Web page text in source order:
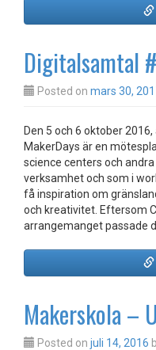
Digitalsamtal
Posted on mars 30,
Den 5 och 6 oktober
MakerDays är en
science centers och
verksamhet och som i
få inspiration om
och kreativitet. Eftersom
arrangemanget passade
Makerskola –
Posted on juli 14, 2016